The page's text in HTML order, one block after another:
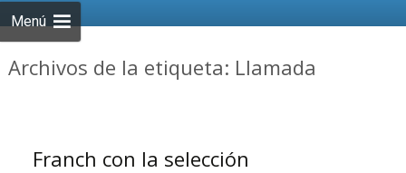
Menú
Archivos de la etiqueta: Llamada
Franch con la selección